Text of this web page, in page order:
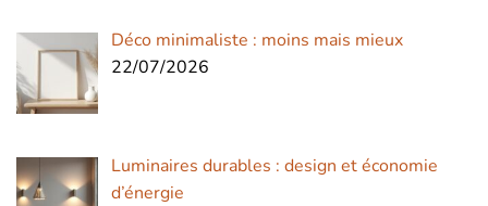
Déco minimaliste : moins mais mieux
22/07/2026
Luminaires durables : design et économie
d’énergie